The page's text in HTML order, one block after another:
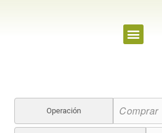
Operación